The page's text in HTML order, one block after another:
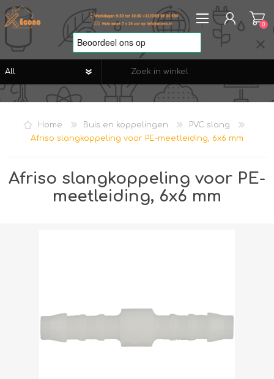
REGISTREREN
VERLANGLIJST
0
Home Buis en koppelingen
PVC slang
Afriso slangkoppeling voor PE-meetleiding, 6x6 mm
Afriso slangkoppeling voor PE-
meetleiding, 6x6 mm